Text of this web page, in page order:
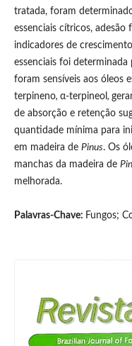
tratada, foram
essenciais cítricos,
indicadores de
essenciais foi
foram sensíveis aos óleos
terpineno, α-terpineol ,
de absorção e retenção
quantidade mínima para
em madeira de Pinus. Os
manchas da madeira de
melhorada.
Palavras-Chave: Fungos;